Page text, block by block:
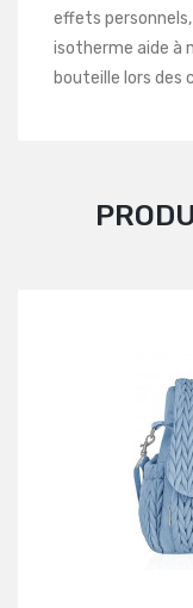
effets
isotherme aide à
bouteille lors des